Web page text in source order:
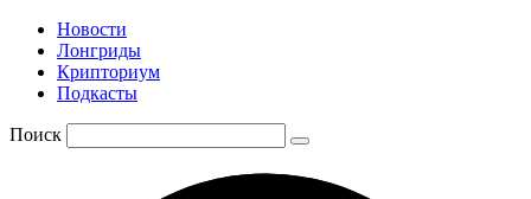
Новости
Лонгриды
Крипториум
Подкасты
Поиск